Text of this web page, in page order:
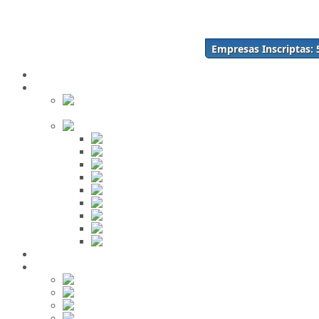
Empresas Inscriptas: